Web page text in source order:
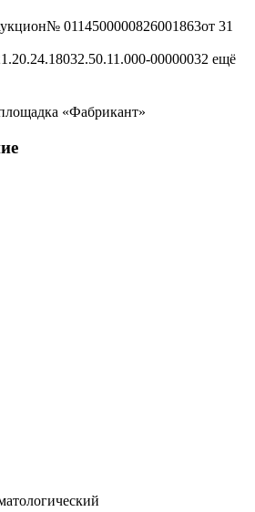
№ 0114500000826001863от 31
32.50.11.000-00000032 ещё
«Фабрикант»